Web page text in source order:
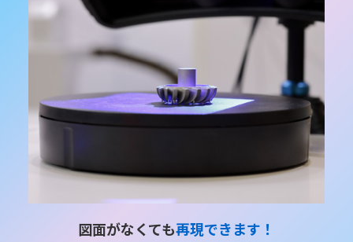
図面がなくても再現できます！